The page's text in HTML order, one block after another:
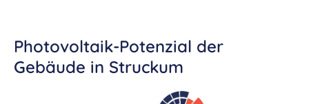
Photovoltaik-Potenzial der
Gebäude in Struckum